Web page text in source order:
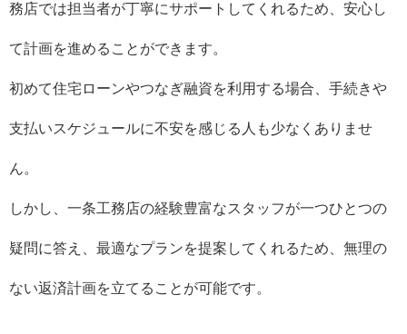
務店では担当者が丁寧にサポートしてくれるため、安心し
て計画を進めることができます。
初めて住宅ローンやつなぎ融資を利用する場合、手続きや
支払いスケジュールに不安を感じる人も少なくありませ
ん。
しかし、一条工務店の経験豊富なスタッフが一つひとつの
疑問に答え、最適なプランを提案してくれるため、無理の
ない返済計画を立てることが可能です。